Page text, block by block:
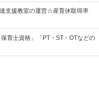
支援教室の運営☆産育休取得率
育士資格」「PT・ST・OTなどの